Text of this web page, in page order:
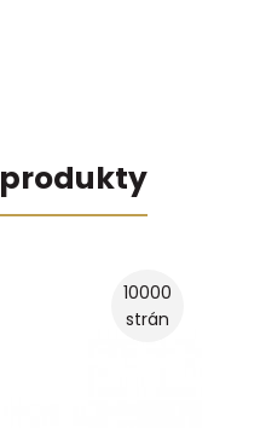
10000
strán